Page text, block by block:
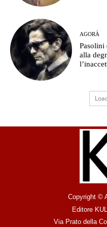
AGORÀ
Pasolini
alla
Copyright ©
Editore
Via Prato della